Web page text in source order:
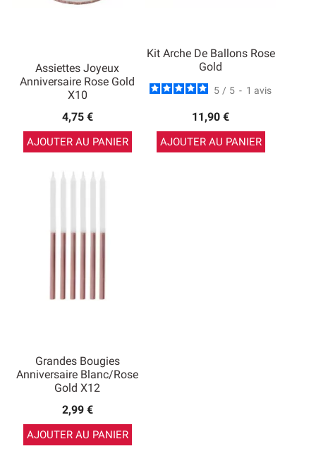
Assiettes Joyeux
Anniversaire Rose Gold
X10
4,75 €
AJOUTER AU PANIER
Kit Arche De Ballons Rose
Gold
5 / 5 - 1 avis
11,90 €
AJOUTER AU PANIER
Grandes Bougies
Anniversaire Blanc/rose
Gold X12
2,99 €
AJOUTER AU PANIER